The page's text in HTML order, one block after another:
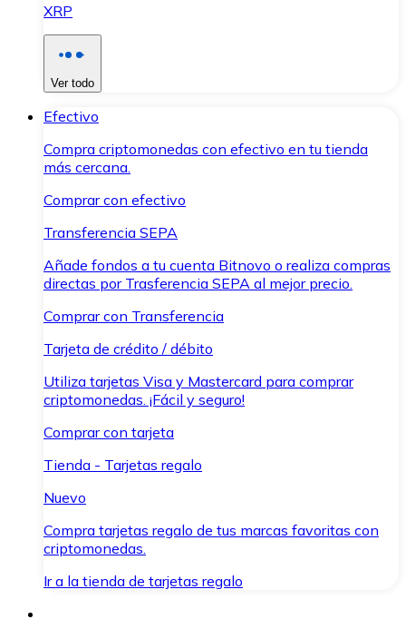
XRP
Ver todo
Efectivo
Compra criptomonedas con efectivo en tu tienda
más cercana.
Comprar con efectivo
Transferencia SEPA
Añade fondos a tu cuenta Bitnovo o realiza compras
directas por Trasferencia SEPA al mejor precio.
Comprar con Transferencia
Tarjeta de crédito / débito
Utiliza tarjetas Visa y Mastercard para comprar
criptomonedas. ¡Fácil y seguro!
Comprar con tarjeta
Tienda - Tarjetas regalo
Nuevo
Compra tarjetas regalo de tus marcas favoritas con
criptomonedas.
Ir a la tienda de tarjetas regalo